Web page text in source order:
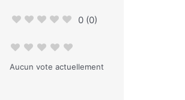
0 (0)
Aucun vote actuellement